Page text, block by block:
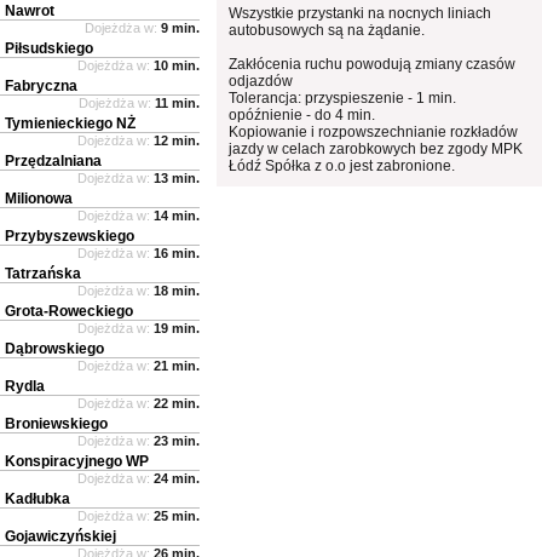
Wszystkie przystanki na nocnych liniach
autobusowych są na żądanie.
Zakłócenia ruchu powodują zmiany czasów
odjazdów
Tolerancja: przyspieszenie - 1 min.
opóźnienie - do 4 min.
Kopiowanie i rozpowszechnianie rozkładów
jazdy w celach zarobkowych bez zgody MPK
Łódź Spółka z o.o jest zabronione.
Nawrot
Dojeżdża w: 9 min.
Piłsudskiego
Dojeżdża w: 10 min.
Fabryczna
Dojeżdża w: 11 min.
Tymienieckiego NŻ
Dojeżdża w: 12 min.
Przędzalniana
Dojeżdża w: 13 min.
Milionowa
Dojeżdża w: 14 min.
Przybyszewskiego
Dojeżdża w: 16 min.
Tatrzańska
Dojeżdża w: 18 min.
Grota-Roweckiego
Dojeżdża w: 19 min.
Dąbrowskiego
Dojeżdża w: 21 min.
Rydla
Dojeżdża w: 22 min.
Broniewskiego
Dojeżdża w: 23 min.
Konspiracyjnego WP
Dojeżdża w: 24 min.
Kadłubka
Dojeżdża w: 25 min.
Gojawiczyńskiej
Dojeżdża w: 26 min.